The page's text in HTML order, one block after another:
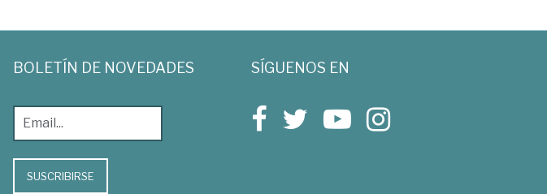
BOLETÍN DE NOVEDADES
SUSCRIBIRSE
SÍGUENOS EN